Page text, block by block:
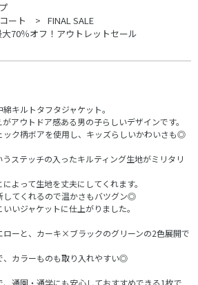
コート
FINAL SALE
70％オフ！アウトレットセール
キルトタフタジャケット。
アウトドア感ある男の子らしいデザインです。
ック柄ボアを使用し、キッズらしいかわいさも◎
うステッチの入ったキルティング生地がミリタリ
よって生地を丈夫にしてくれます。
してくれるので温かさもバツグン◎
いジャケットに仕上がりました。
ーと、カーキ×ブラックのグリーンの2色展開で
、カラーものも取り入れやすい◎